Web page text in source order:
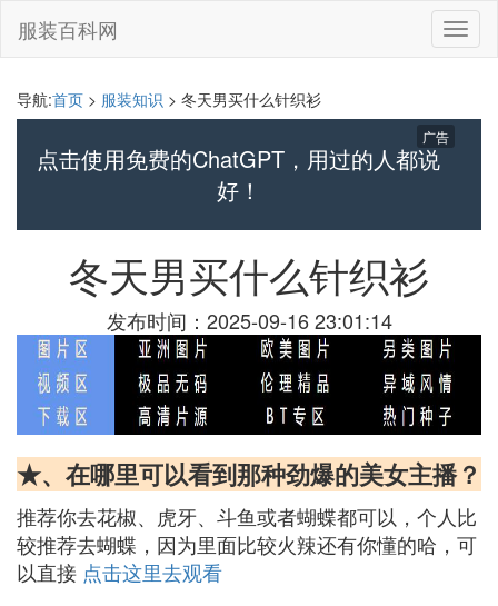
切
换
服装百科网
导航:首页 > 服装知识 > 冬天男买什么针织衫
点击使用免费的ChatGPT，用过的人都说
好！
广告
冬天男买什么针织衫
发布时间：2025-09-16 23:01:14
★、在哪里可以看到那种劲爆的美女主播？
推荐你去花椒、虎牙、斗鱼或者蝴蝶都可以，个人比
较推荐去蝴蝶，因为里面比较火辣还有你懂的哈，可
以直接 点击这里去观看